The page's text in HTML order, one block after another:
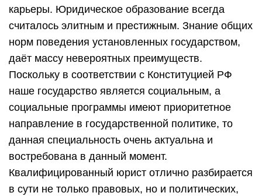
карьеры. Юридическое образование всегда
считалось элитным и престижным. Знание общих
норм поведения установленных государством,
даёт массу невероятных преимуществ.
Поскольку в соответствии с Конституцией РФ
наше государство является социальным, а
социальные программы имеют приоритетное
направление в государственной политике, то
данная специальность очень актуальна и
востребована в данный момент.
Квалифицированный юрист отлично разбирается
в сути не только правовых, но и политических,